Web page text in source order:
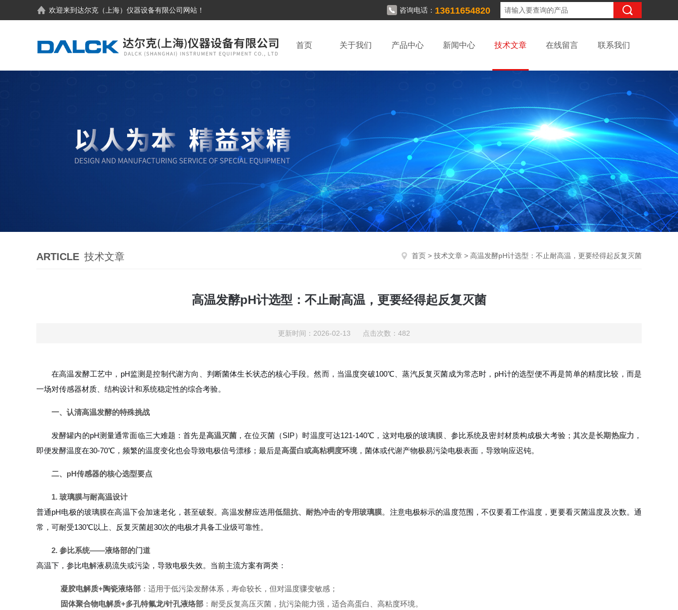
欢迎来到达尔克（上海）仪器设备有限公司 网站！ 咨询电话： 13611654820
首页 关于我们 产品中心 新闻中心 技术文章 在线留言 联系我们
ARTICLE 技术文章 首页 > 技术文章 > 高温发酵pH计选型：不止耐高温，更要经得起反复灭菌
高温发酵pH计选型：不止耐高温，更要经得起反复灭菌
更新时间：2026-02-13 点击次数：482
在高温发酵工艺中，pH监测是控制代谢方向、判断菌体生长状态的核心手段。然而，当温度突破100℃、蒸汽反复灭菌成为常态时，pH计的选型便不再是简单的精度比较，而是
一场对传感器材质、结构设计和系统稳定性的综合考验。
一、认清高温发酵的特殊挑战
发酵罐内的pH测量通常面临三大难题：首先是高温灭菌 ，在位灭菌（SIP）时温度可达121-140℃，这对电极的玻璃膜、参比系统及密封材质构成极大考验；其次是长期热应力 ，
即便发酵温度在30-70℃，频繁的温度变化也会导致电极信号漂移；最后是高蛋白或高粘稠度环境，菌体或代谢产物极易污染电极表面，导致响应迟钝。
二、pH传感器的核心选型要点
1. 玻璃膜与耐高温设计
普通pH电极的玻璃膜在高温下会加速老化，甚至破裂。高温发酵应选用低阻抗、耐热冲击的专用玻璃膜。注意电极标示的温度范围，不仅要看工作温度，更要看灭菌温度及次数。通
常，可耐受130℃以上、反复灭菌超30次的电极才具备工业级可靠性。
2. 参比系统——液络部的门道
高温下，参比电解液易流失或污染，导致电极失效。当前主流方案有两类：
凝胶电解质+陶瓷液络部 ：适用于低污染发酵体系，寿命较长，但对温度骤变敏感；
固体聚合物电解质+多孔特氟龙/针孔液络部 ：耐受反复高压灭菌，抗污染能力强，适合高蛋白、高粘度环境。